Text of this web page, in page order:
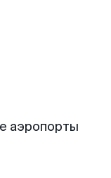
аэропорты